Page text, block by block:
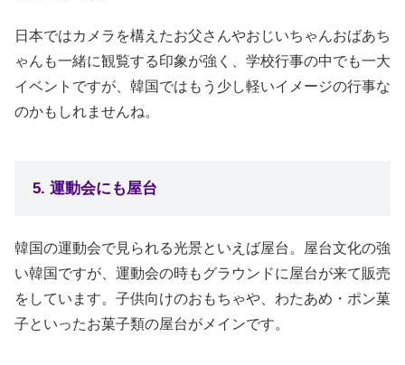
日本ではカメラを構えたお父さんやおじいちゃんおばあち
ゃんも一緒に観覧する印象が強く、学校行事の中でも一大
イベントですが、韓国ではもう少し軽いイメージの行事な
のかもしれませんね。
5. 運動会にも屋台
韓国の運動会で見られる光景といえば屋台。屋台文化の強
い韓国ですが、運動会の時もグラウンドに屋台が来て販売
をしています。子供向けのおもちゃや、わたあめ・ポン菓
子といったお菓子類の屋台がメインです。